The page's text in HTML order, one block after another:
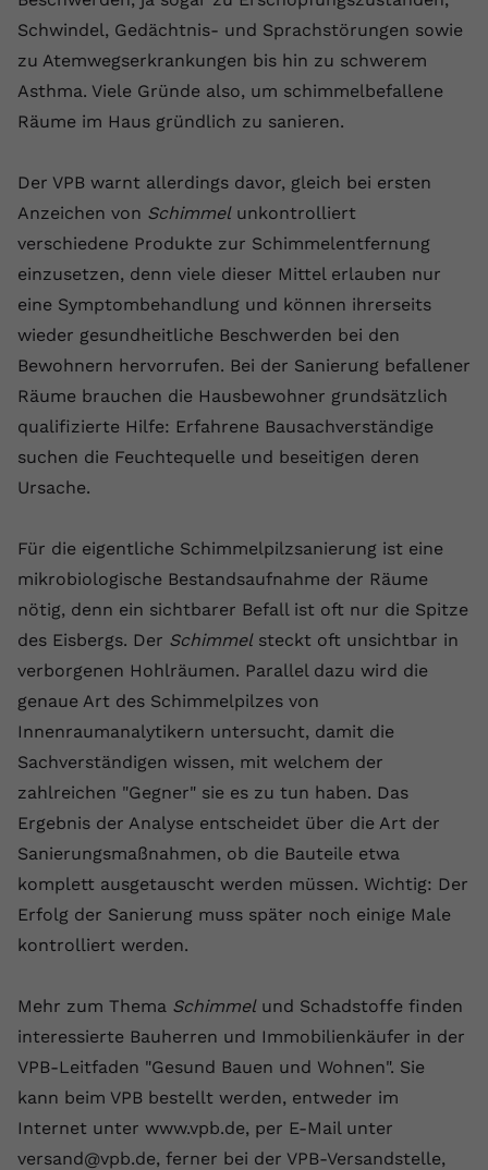
Schwindel, Gedächtnis- und Sprachstörungen sowie
zu Atemwegserkrankungen bis hin zu schwerem
Asthma. Viele Gründe also, um schimmelbefallene
Räume im Haus gründlich zu sanieren.
Der VPB warnt allerdings davor, gleich bei ersten
Anzeichen von Schimmelunkontrolliert
verschiedene Produkte zur Schimmelentfernung
einzusetzen, denn viele dieser Mittel erlauben nur
eine Symptombehandlung und können ihrerseits
wieder gesundheitliche Beschwerden bei den
Bewohnern hervorrufen. Bei der Sanierung befallener
Räume brauchen die Hausbewohner grundsätzlich
qualifizierte Hilfe: Erfahrene Bausachverständige
suchen die Feuchtequelle und beseitigen deren
Ursache.
Für die eigentliche Schimmelpilzsanierung ist eine
mikrobiologische Bestandsaufnahme der Räume
nötig, denn ein sichtbarer Befall ist oft nur die Spitze
des Eisbergs. Der Schimmelsteckt oft unsichtbar in
verborgenen Hohlräumen. Parallel dazu wird die
genaue Art des Schimmelpilzes von
Innenraumanalytikern untersucht, damit die
Sachverständigen wissen, mit welchem der
zahlreichen "Gegner" sie es zu tun haben. Das
Ergebnis der Analyse entscheidet über die Art der
Sanierungsmaßnahmen, ob die Bauteile etwa
komplett ausgetauscht werden müssen. Wichtig: Der
Erfolg der Sanierung muss später noch einige Male
kontrolliert werden.
Mehr zum Thema Schimmelund Schadstoffe finden
interessierte Bauherren und Immobilienkäufer in der
VPB-Leitfaden "Gesund Bauen und Wohnen". Sie
kann beim VPB bestellt werden, entweder im
Internet unter www.vpb.de, per E-Mail unter
versand@vpb.de, ferner bei der VPB-Versandstelle,
Name yt.innertube::requests
Laufzeit Session
Zweck
Dieser von YouTube gesetzte Cookie
registriert eine eindeutige ID, um
Daten darüber zu speichern, welche
Videos von YouTube der Nutzer
gesehen hat.
Name yt.innertube::nextId
Anbieter Youtube.com
Laufzeit Session
Videos von YouTube der Nutzer
gesehen hat.
Name yt-remote-connected-devices
Anbieter Youtube.com
Laufzeit Session
Zweck
YouTube setzt diesen Cookie, um die
speichern, der eingebettete YouTube-
Videos verwendet.